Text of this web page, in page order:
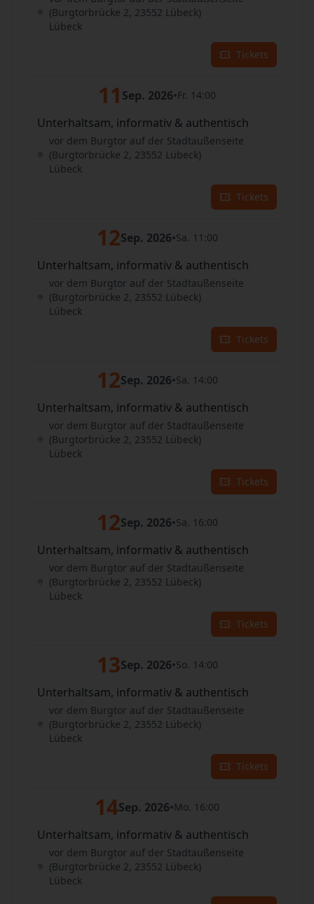
(Burgtorbrücke 2, 23552 Lübeck)
Lübeck
Tickets
11 Sep. 2026•Fr. 14:00
Unterhaltsam, informativ & authentisch
vor dem Burgtor auf der Stadtaußenseite
(Burgtorbrücke 2, 23552 Lübeck)
Lübeck
Tickets
12Sep. 2026•Sa. 11:00
Unterhaltsam, informativ & authentisch
vor dem Burgtor auf der Stadtaußenseite
(Burgtorbrücke 2, 23552 Lübeck)
Lübeck
Tickets
12Sep. 2026•Sa. 14:00
Unterhaltsam, informativ & authentisch
vor dem Burgtor auf der Stadtaußenseite
(Burgtorbrücke 2, 23552 Lübeck)
Lübeck
Tickets
12Sep. 2026•Sa. 16:00
Unterhaltsam, informativ & authentisch
vor dem Burgtor auf der Stadtaußenseite
(Burgtorbrücke 2, 23552 Lübeck)
Lübeck
Tickets
13Sep. 2026•So. 14:00
Unterhaltsam, informativ & authentisch
vor dem Burgtor auf der Stadtaußenseite
(Burgtorbrücke 2, 23552 Lübeck)
Lübeck
Tickets
14Sep. 2026•Mo. 16:00
Unterhaltsam, informativ & authentisch
vor dem Burgtor auf der Stadtaußenseite
(Burgtorbrücke 2, 23552 Lübeck)
Lübeck